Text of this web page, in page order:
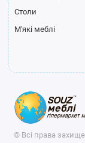
Столи
М'які меблі
© Всі права